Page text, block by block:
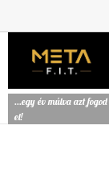
...egy év múlva azt
el!